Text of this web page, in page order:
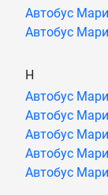
Автобус
Автобус
Н
Автобус
Автобус
Автобус
Автобус
Автобус